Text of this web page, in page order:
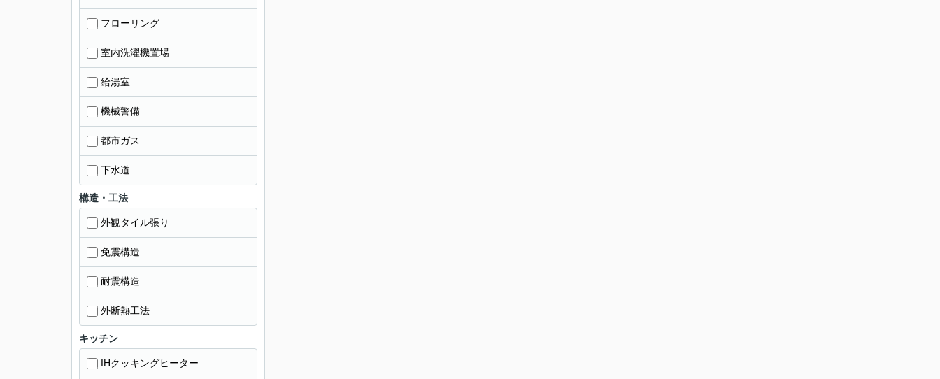
フローリング
室内洗濯機置場
給湯室
機械警備
都市ガス
下水道
構造・工法
外観タイル張り
免震構造
耐震構造
外断熱工法
キッチン
IHクッキングヒーター